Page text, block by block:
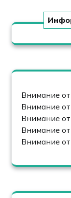
Внимание
Внимание
Внимание
Внимание
Внимание